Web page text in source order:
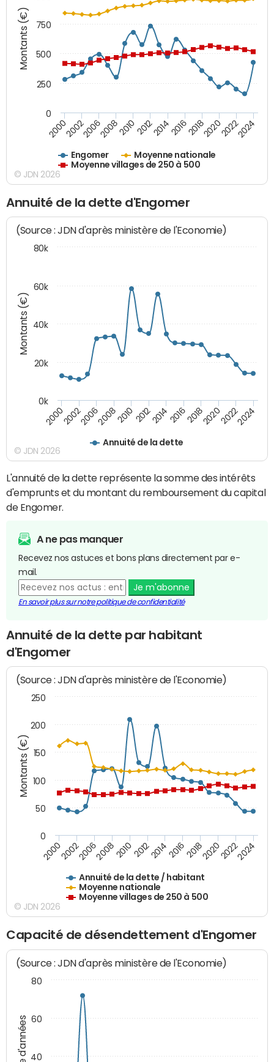
Montants (€)
Engomer
Moyenne nationale
Moyenne villages de 250 à 500
200020022006200820102012201420162018202020222024
0
250
500
750
© JDN 2026
Annuité de la dette d'Engomer
Montants (€)
(Source : JDN d'après ministère de l'Economie)
Annuité de la dette
20002002200620082010 2012201420162018202020222024
0k
20k
40k
60k
80k
© JDN 2026
L'annuité de la dette représente la somme des intérêts
d'emprunts et du montant du remboursement du capital
de Engomer.
A ne pas manquer
Recevez nos astuces et bons plans directement par e-
mail.
Je m'abonne
En savoir plus sur notre politique de confidentialité
Annuité de la dette par habitant
d'Engomer
Montants (€)
(Source : JDN d'après ministère de l'Economie)
Annuité de la dette / habitant
Moyenne nationale
Moyenne villages de 250 à 500
200020022006200820102012201420162018202020222024
0
50
100
150
200
250
© JDN 2026
Capacité de désendettement d'Engomer
(Source : JDN d'après ministère de l'Economie)
40
60
80